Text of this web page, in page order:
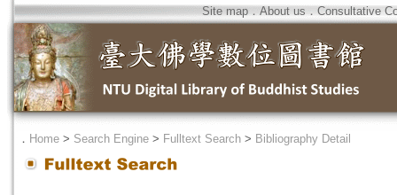
Site map．About us ． Consultative
． Home > Search Engine > Fulltext Search > Bibliography Detail